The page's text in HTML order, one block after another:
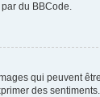
du BBCode.
qui peuvent
des